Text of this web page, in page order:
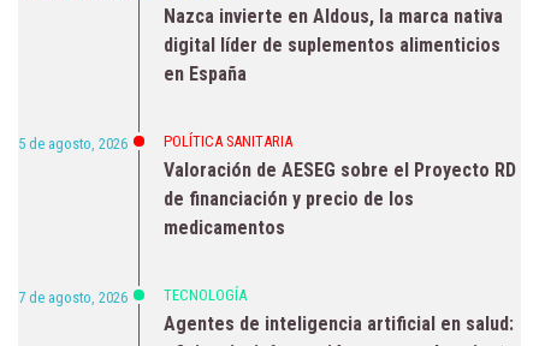
Nazca invierte en Aldous, la marca nativa
digital líder de suplementos alimenticios
en España
5 de agosto, 2026 POLÍTICA SANITARIA
Valoración de AESEG sobre el Proyecto RD
de financiación y precio de los
medicamentos
7 de agosto, 2026 TECNOLOGÍA
Agentes de inteligencia artificial en salud: